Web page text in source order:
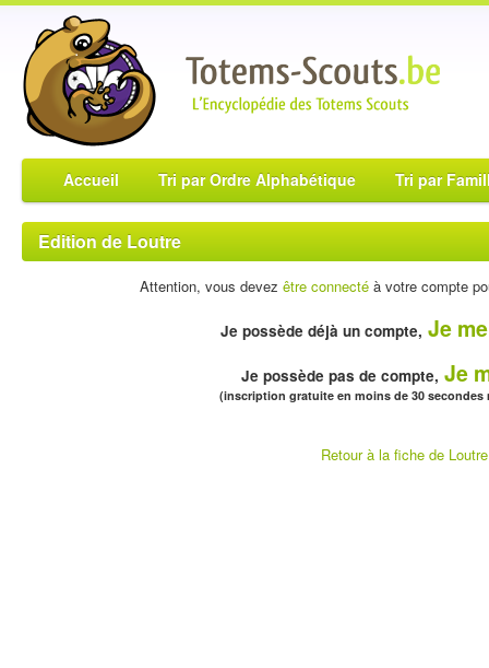
Accueil Tri par Ordre Alphabétique Tri par
Edition de Loutre
Attention, vous devez être connectéà votre compte
Je possède déjà un compte, Je
Je possède pas de compte, Je
(inscription gratuite en moins de 30 secondes
Retour à la fiche de Loutre